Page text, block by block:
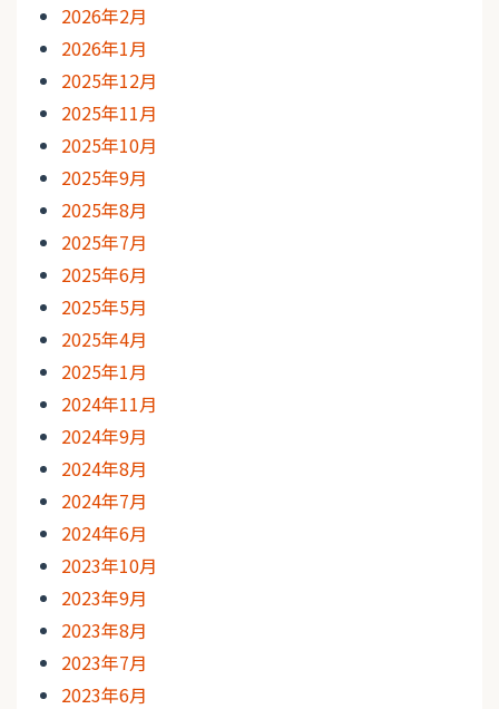
2026年2月
2026年1月
2025年12月
2025年11月
2025年10月
2025年9月
2025年8月
2025年7月
2025年6月
2025年5月
2025年4月
2025年1月
2024年11月
2024年9月
2024年8月
2024年7月
2024年6月
2023年10月
2023年9月
2023年8月
2023年7月
2023年6月